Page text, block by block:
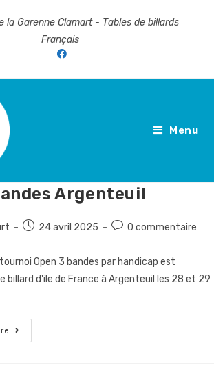
la Garenne Clamart - Tables de billards
Français
Menu
Argenteuil
Publication
24 avril 2025
Commentaires
la
publication :
0 commentaire
Open 3 bandes par handicap est
billard d'ile de France à Argenteuil les 28 et 29
Tournoi
3